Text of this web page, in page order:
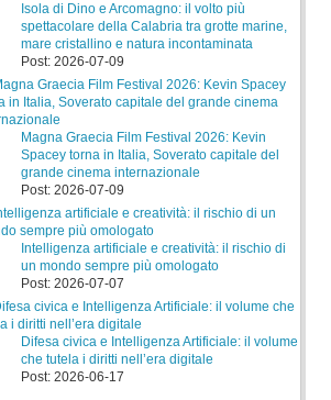
Isola di Dino e Arcomagno: il volto più
spettacolare della Calabria tra grotte marine,
mare cristallino e natura incontaminata
Post: 2026-07-09
Magna Graecia Film Festival 2026: Kevin
Spacey torna in Italia, Soverato capitale del
grande cinema internazionale
Post: 2026-07-09
Intelligenza artificiale e creatività: il rischio di
un mondo sempre più omologato
Post: 2026-07-07
Difesa civica e Intelligenza Artificiale: il volume
che tutela i diritti nell’era digitale
Post: 2026-06-17